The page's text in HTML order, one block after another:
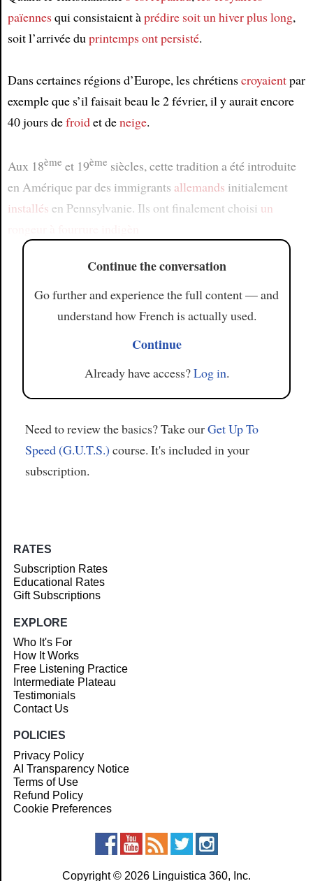
païennesqui consistaient àprédire soitun hiver plus long,
soit l’arrivée duprintempsont persisté.
Dans certaines régions d’Europe, les chrétienscroyaientpar
exemple que s’il faisait beau le 2 février, il y aurait encore
40 jours defroidet deneige.
Aux 18ème et 19ème siècles, cette tradition a été introduite
en Amérique par des immigrants allemands initialement
installés en Pennsylvanie. Ils ont finalement choisi un
Continue the conversation
Go further and experience the full content — and
understand how French is actually used.
Continue
Already have access?Log in.
Need to review the basics? Take ourGet Up To
Speed (G.U.T.S.) course. It's included in your
subscription.
RATES
Subscription Rates
Educational Rates
Gift Subscriptions
EXPLORE
Who It's For
How It Works
Free Listening Practice
Intermediate Plateau
Testimonials
Contact Us
POLICIES
Privacy Policy
AI Transparency Notice
Terms of Use
Refund Policy
Cookie Preferences
Copyright © 2026 Linguistica 360, Inc.